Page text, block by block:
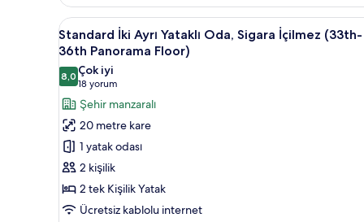
tüm
fotoğrafları
görün
(17th-
24th
Floor)
daha
fazla
detay
Standard
İki
Ayrı
Yataklı
Oda,
Sigara
İçilmez
(33th-
36th
Panorama
Floor)
Standard İki Ayrı Yataklı
10
Standard İki Ayrı Yataklı Oda, Sigara İçilmez (33th-
36th Panorama Floor)
8,08,0 / 10
Çok iyi
18 yorum
(18
yorum)
Şehir manzaralı
20 metre kare
1 yatak odası
2 kişilik
2 tek Kişilik Yatak
Ücretsiz kablolu internet